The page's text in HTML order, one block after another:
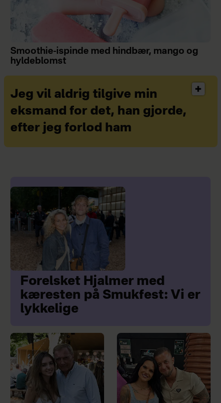
Smoothie-ispinde med hindbær, mango og
hyldeblomst
Jeg vil aldrig tilgive min
eksmand for det, han gjorde,
efter jeg forlod ham
Forelsket Hjalmer med
kæresten på Smukfest: Vi er
lykkelige